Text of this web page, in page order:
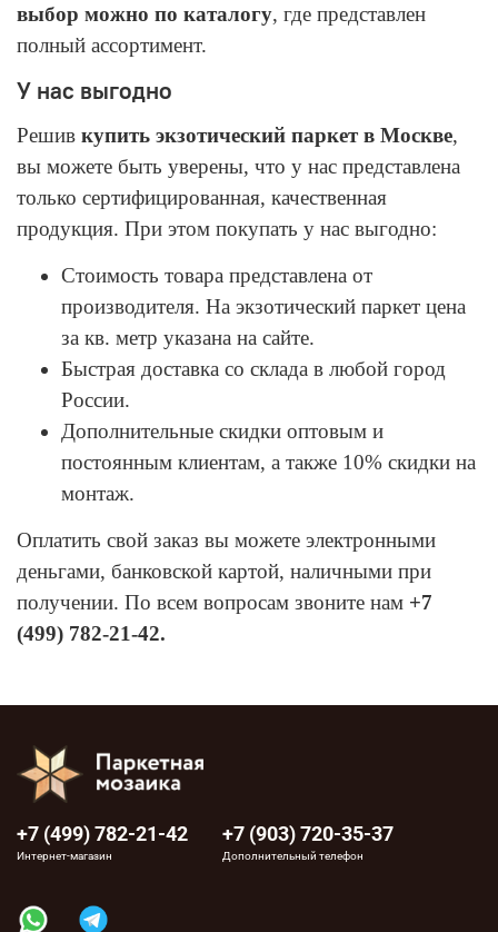
выбор можно по каталогу, где представлен
полный ассортимент.
У нас выгодно
Решив купить экзотический паркет в Москве,
вы можете быть уверены, что у нас представлена
только сертифицированная, качественная
продукция. При этом покупать у нас выгодно:
Стоимость товара представлена от
производителя. На экзотический паркет цена
за кв. метр указана на сайте.
Быстрая доставка со склада в любой город
России.
Дополнительные скидки оптовым и
постоянным клиентам, а также 10% скидки на
монтаж.
Оплатить свой заказ вы можете электронными
деньгами, банковской картой, наличными при
получении. По всем вопросам звоните нам +7
(499) 782-21-42.
+7 (499) 782-21-42
Интернет-магазин
+7 (903) 720-35-37
Дополнительный телефон